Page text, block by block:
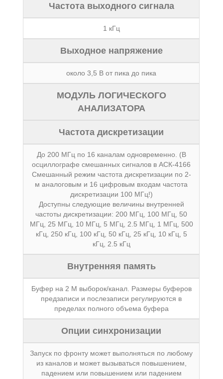
Частота выходного сигнала
1 кГц
Выходное напряжение
около 3,5 В от пика до пика
МОДУЛЬ ЛОГИЧЕСКОГО
АНАЛИЗАТОРА
Частота дискретизации
До 200 МГц по 16 каналам одновременно. (В
осциллографе смешанных сигналов в АСК-4166
Смешанный режим частота дискретизации по 2-
м аналоговым и 16 цифровым входам частота
дискретизации 100 МГц!)
Доступны следующие величины внутренней
частоты дискретизации: 200 МГц, 100 МГц, 50
МГц, 25 МГц, 10 МГц, 5 МГц, 2.5 МГц, 1 МГц, 500
кГц, 250 кГц, 100 кГц, 50 кГц, 25 кГц, 10 кГц, 5
кГц, 2.5 кГц
Внутренняя память
Буфер на 2 М выборок/канал. Размеры буферов
предзаписи и послезаписи регулируются в
пределах полного объема буфера
Опции синхронизации
Запуск по фронту может выполняться по любому
из каналов и может вызываться повышением,
падением или повышением или падением